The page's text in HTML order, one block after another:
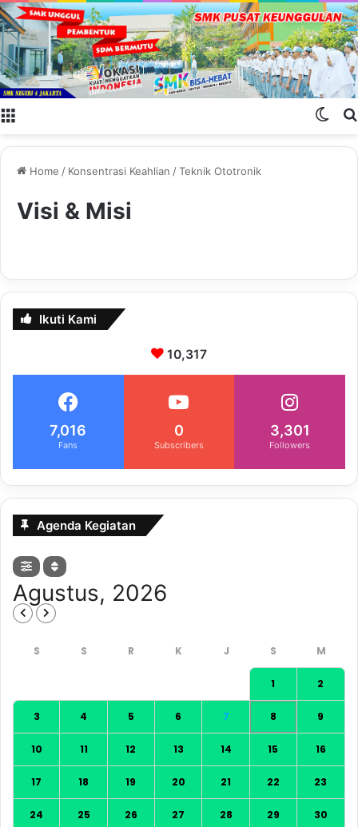
Home / Konsentrasi Keahlian /Teknik Ototronik
Visi & Misi
Ikuti Kami
10,317
7,016
Fans
0
Subscribers
3,301
Followers
Agenda Kegiatan
Agustus, 2026
1 2
3 4 5 6 7 8 9
10 11 12 13 14 15 16
17 18 19 20 21 22 23
24 25 26 27 28 29 30